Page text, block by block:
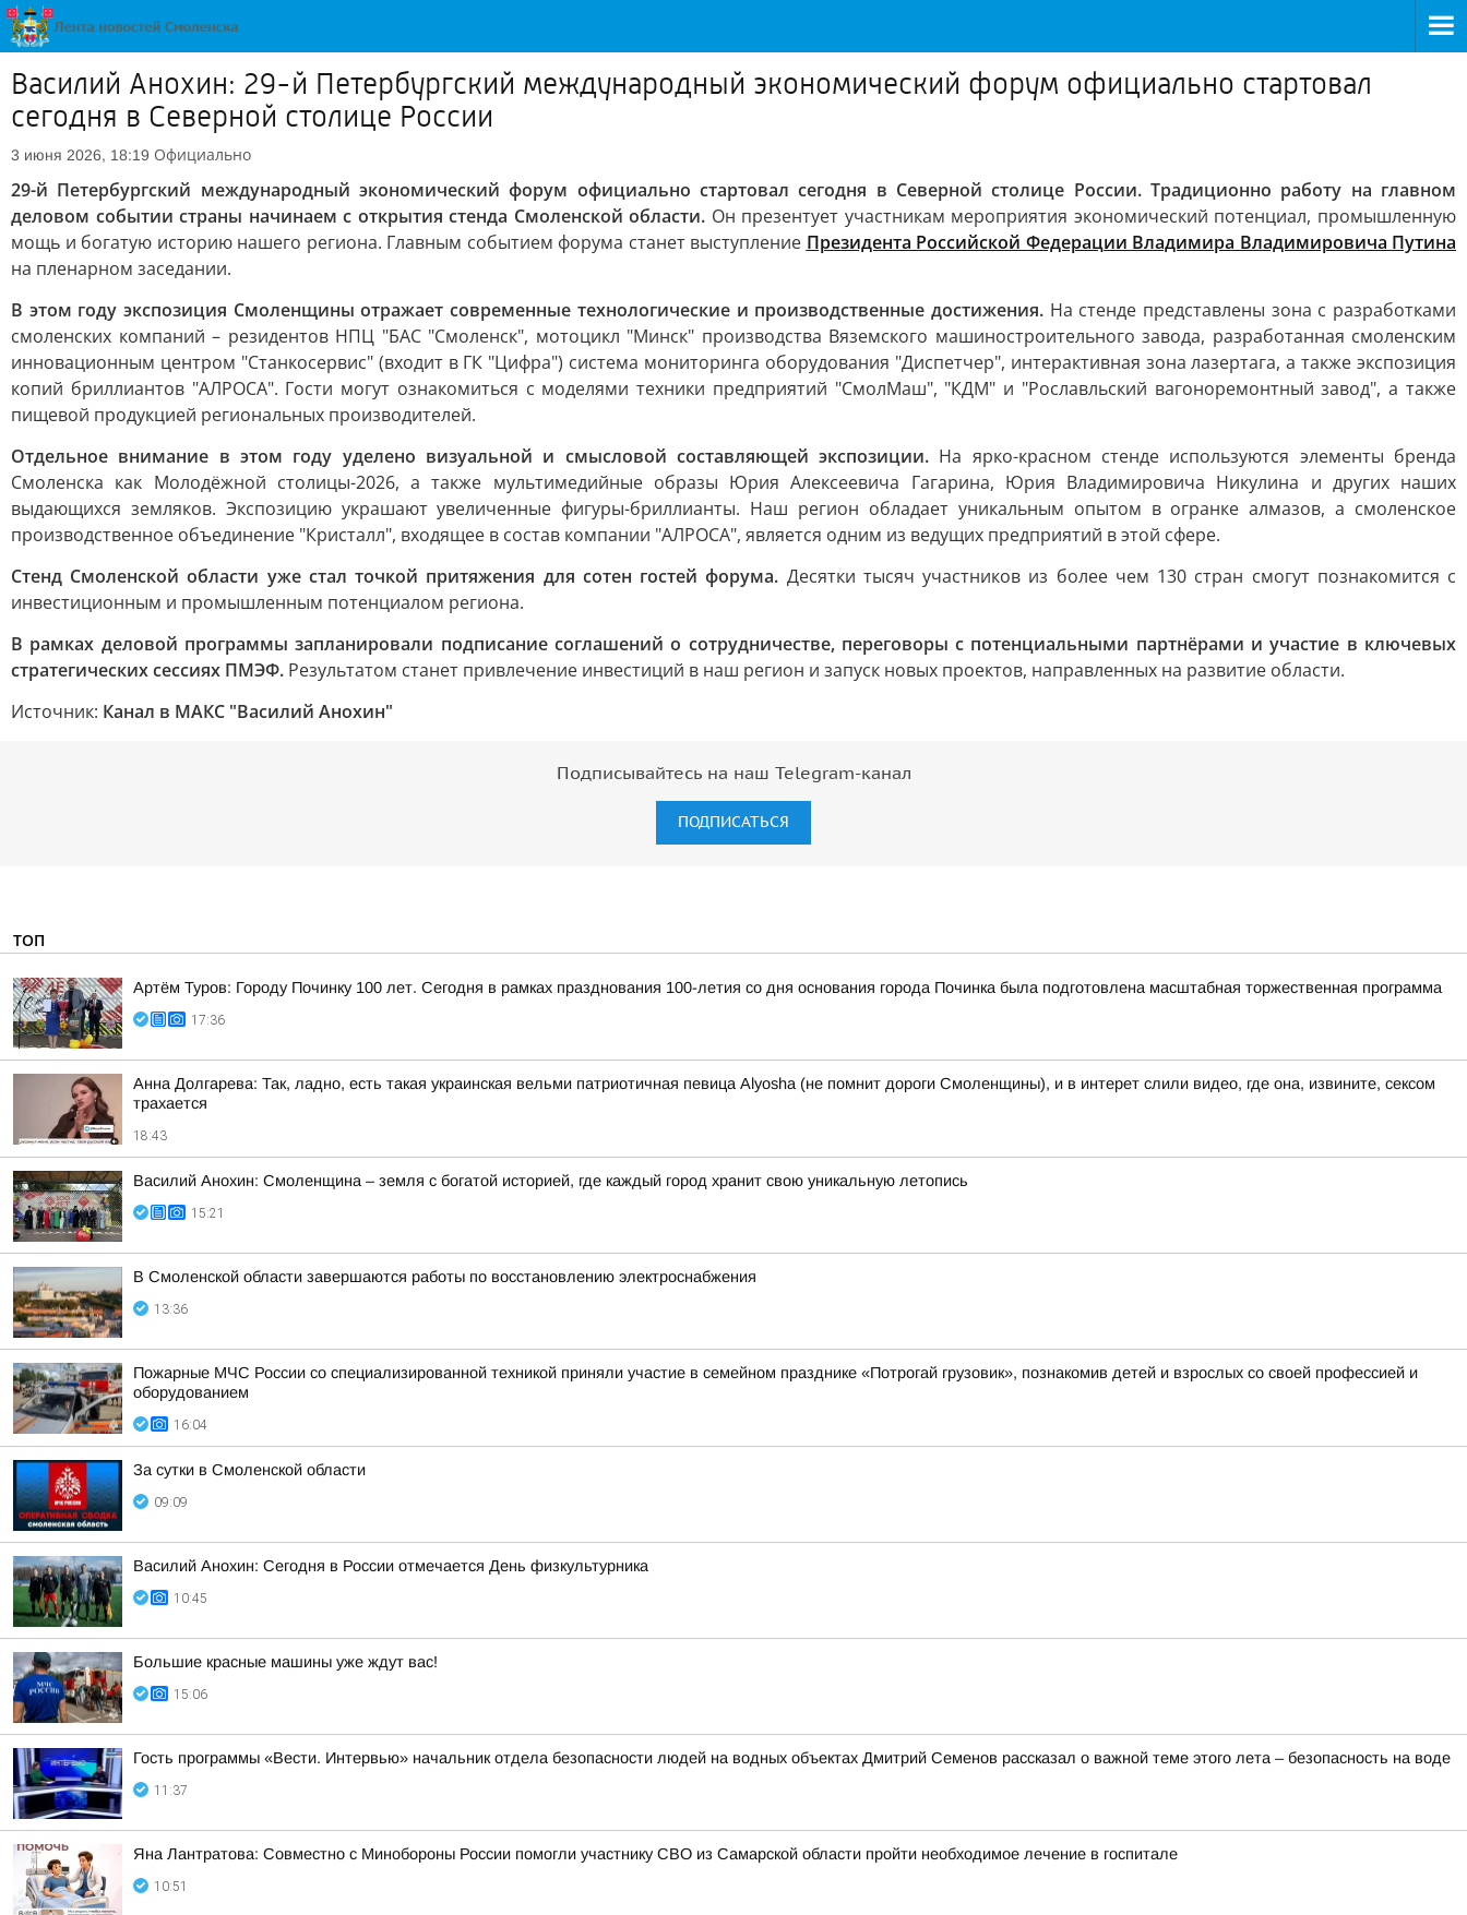
Василий Анохин: 29-й Петербургский международный экономический форум официально стартовал
сегодня в Северной столице России
3 июня 2026, 18:19 Официально
29-й Петербургский международный экономический форум официально стартовал сегодня в Северной столице России. Традиционно работу на главном
деловом событии страны начинаем с открытия стенда Смоленской области. Он презентует участникам мероприятия экономический потенциал, промышленную
мощь и богатую историю нашего региона. Главным событием форума станет выступление Президента Российской Федерации Владимира Владимировича Путина
на пленарном заседании.
В этом году экспозиция Смоленщины отражает современные технологические и производственные достижения. На стенде представлены зона с разработками
смоленских компаний – резидентов НПЦ "БАС "Смоленск", мотоцикл "Минск" производства Вяземского машиностроительного завода, разработанная смоленским
инновационным центром "Станкосервис" (входит в ГК "Цифра") система мониторинга оборудования "Диспетчер", интерактивная зона лазертага, а также экспозиция
копий бриллиантов "АЛРОСА". Гости могут ознакомиться с моделями техники предприятий "СмолМаш", "КДМ" и "Рославльский вагоноремонтный завод", а также
пищевой продукцией региональных производителей.
Отдельное внимание в этом году уделено визуальной и смысловой составляющей экспозиции. На ярко-красном стенде используются элементы бренда
Смоленска как Молодёжной столицы-2026, а также мультимедийные образы Юрия Алексеевича Гагарина, Юрия Владимировича Никулина и других наших
выдающихся земляков. Экспозицию украшают увеличенные фигуры-бриллианты. Наш регион обладает уникальным опытом в огранке алмазов, а смоленское
производственное объединение "Кристалл", входящее в состав компании "АЛРОСА", является одним из ведущих предприятий в этой сфере.
Стенд Смоленской области уже стал точкой притяжения для сотен гостей форума. Десятки тысяч участников из более чем 130 стран смогут познакомится с
инвестиционным и промышленным потенциалом региона.
В рамках деловой программы запланировали подписание соглашений о сотрудничестве, переговоры с потенциальными партнёрами и участие в ключевых
стратегических сессиях ПМЭФ. Результатом станет привлечение инвестиций в наш регион и запуск новых проектов, направленных на развитие области.
Источник: Канал в МАКС "Василий Анохин"
Подписывайтесь на наш Telegram-канал
ПОДПИСАТЬСЯ
ТОП
Артём Туров: Городу Починку 100 лет. Сегодня в рамках празднования 100-летия со дня основания города Починка была подготовлена масштабная торжественная программа
17:36
Анна Долгарева: Так, ладно, есть такая украинская вельми патриотичная певица Alyosha (не помнит дороги Смоленщины), и в интерет слили видео, где она, извините, сексом
трахается
18:43
Василий Анохин: Смоленщина – земля с богатой историей, где каждый город хранит свою уникальную летопись
15:21
В Смоленской области завершаются работы по восстановлению электроснабжения
13:36
Пожарные МЧС России со специализированной техникой приняли участие в семейном празднике «Потрогай грузовик», познакомив детей и взрослых со своей профессией и
оборудованием
16:04
За сутки в Смоленской области
09:09
Василий Анохин: Сегодня в России отмечается День физкультурника
10:45
Большие красные машины уже ждут вас!
15:06
Гость программы «Вести. Интервью» начальник отдела безопасности людей на водных объектах Дмитрий Семенов рассказал о важной теме этого лета – безопасность на воде
11:37
Яна Лантратова: Совместно с Минобороны России помогли участнику СВО из Самарской области пройти необходимое лечение в госпитале
10:51